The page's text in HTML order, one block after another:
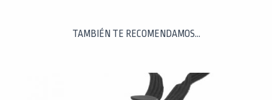
TAMBIÉN TE RECOMENDAMOS…